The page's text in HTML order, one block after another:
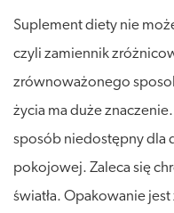
Suplement diety nie
czyli zamiennik
zrównoważonego
życia ma duże
sposób niedostępny dla
pokojowej. Zaleca się
światła. Opakowanie